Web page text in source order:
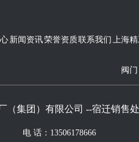
新闻资讯荣誉资质联系我们 上海
阀门
（集团）有限公司 --宿迁销售处
电 话：13506178666